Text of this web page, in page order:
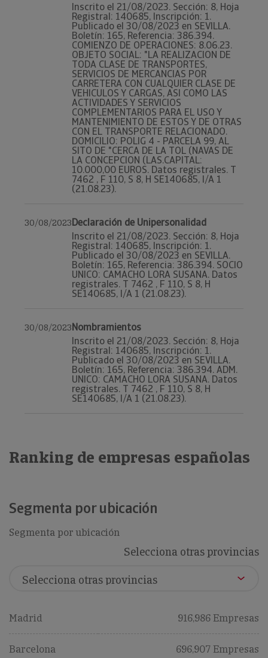
Inscrito el 21/08/2023. Sección: 8, Hoja
Registral: 140685, Inscripción: 1.
Publicado el 30/08/2023 en SEVILLA.
Boletín: 165, Referencia: 386.394.
COMIENZO DE OPERACIONES: 8.06.23.
OBJETO SOCIAL: "LA REALIZACION DE
TODA CLASE DE TRANSPORTES,
SERVICIOS DE MERCANCIAS POR
CARRETERA CON CUALQUIER CLASE DE
VEHICULOS Y CARGAS, ASI COMO LAS
ACTIVIDADES Y SERVICIOS
COMPLEMENTARIOS PARA EL USO Y
MANTENIMIENTO DE ESTOS Y DE OTRAS
CON EL TRANSPORTE RELACIONADO.
DOMICILIO: POLIG 4 - PARCELA 99, AL
SITO DE "CERCA DE LA TOL (NAVAS DE
LA CONCEPCION (LAS.CAPITAL:
10.000,00 EUROS. Datos registrales. T
7462 , F 110, S 8, H SE140685, I/A 1
(21.08.23).
30/08/2023Declaración de Unipersonalidad
Inscrito el 21/08/2023. Sección: 8, Hoja
Registral: 140685, Inscripción: 1.
Publicado el 30/08/2023 en SEVILLA.
Boletín: 165, Referencia: 386.394. SOCIO
UNICO: CAMACHO LORA SUSANA. Datos
registrales. T 7462 , F 110, S 8, H
SE140685, I/A 1 (21.08.23).
30/08/2023Nombramientos
Inscrito el 21/08/2023. Sección: 8, Hoja
Registral: 140685, Inscripción: 1.
Publicado el 30/08/2023 en SEVILLA.
Boletín: 165, Referencia: 386.394. ADM.
UNICO: CAMACHO LORA SUSANA. Datos
registrales. T 7462 , F 110, S 8, H
SE140685, I/A 1 (21.08.23).
Ranking de empresas españolas
Segmenta por ubicación
Segmenta por ubicación
Selecciona otras provincias
Madrid 916,986 Empresas
Barcelona 696,907 Empresas